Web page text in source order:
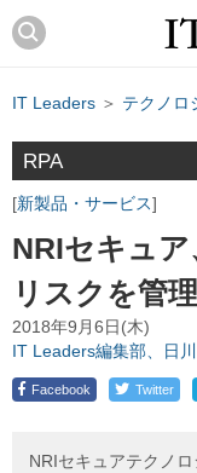
IT Leaders ＞ テクノロ
RPA
新製品・サービス
NRIセキュ
リスクを管
2018年9月6日(木)
IT Leaders編集部、日
Facebook Twitter
NRIセキュアテクノ